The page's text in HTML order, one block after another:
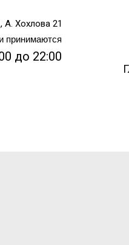
А. Хохлова 21
принимаются
до 22:00